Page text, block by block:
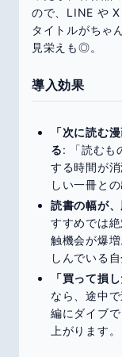
ので、LINE や
タイトルがちゃ
見栄えも◎。
導入効果
「次に読む
る: 「読むも
する時間が
しい一冊と
読書の幅が
すすめでは
触機会が爆
しんでいる
「買って損
なら、途中
編にダイブ
上がります。